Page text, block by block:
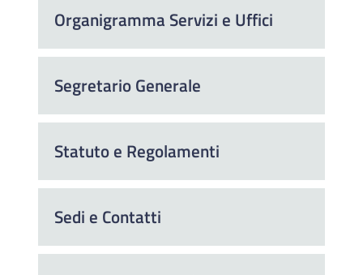
Organigramma Servizi e Uffici
Segretario Generale
Statuto e Regolamenti
Sedi e Contatti